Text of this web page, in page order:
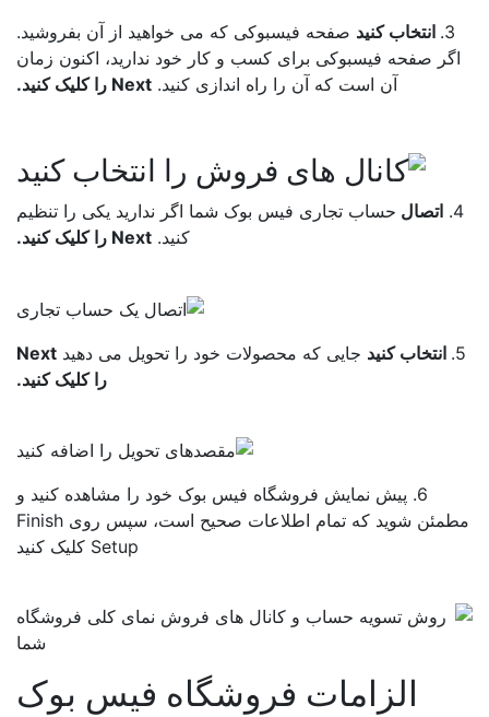
انتخاب کنید صفحه فیسبوکی که می خواهید از آن بفروشید.
صفحه فیسبوکی برای کسب و کار خود ندارید، اکنون زمان
آن است که آن را راه اندازی کنید.Next را کلیک کنید.
اتصالحساب تجاری فیس بوک شما اگر ندارید یکی را تنظیم
کنید.Next را کلیک کنید.
انتخاب کنید جایی که محصولات خود را تحویل می دهیدNext
را کلیک کنید.
6. پیش نمایش فروشگاه فیس بوک خود را مشاهده کنید و
مطمئن شوید که تمام اطلاعات صحیح است، سپس روی Finish
Setup کلیک کنید
الزامات فروشگاه فیس بوک